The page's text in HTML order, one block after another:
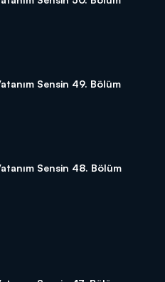
Sensin 49. Bölüm
Sensin 48. Bölüm